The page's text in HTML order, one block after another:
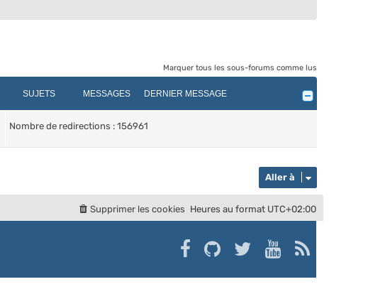
Marquer tous les sous-forums comme lus
SUJETS MESSAGES DERNIER MESSAGE
Nombre de redirections : 156961
Aller à
Heures au format UTC+02:00
Supprimer les cookies